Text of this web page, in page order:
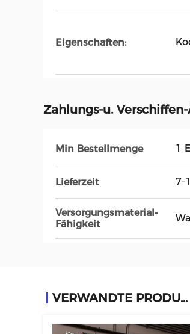
Eigenschaften:
Zahlungs-u.
Min Bestellmenge 1
Lieferzeit 7-
Versorgungsmaterial-
Fähigkeit
VERWANDTE PRODUKTE